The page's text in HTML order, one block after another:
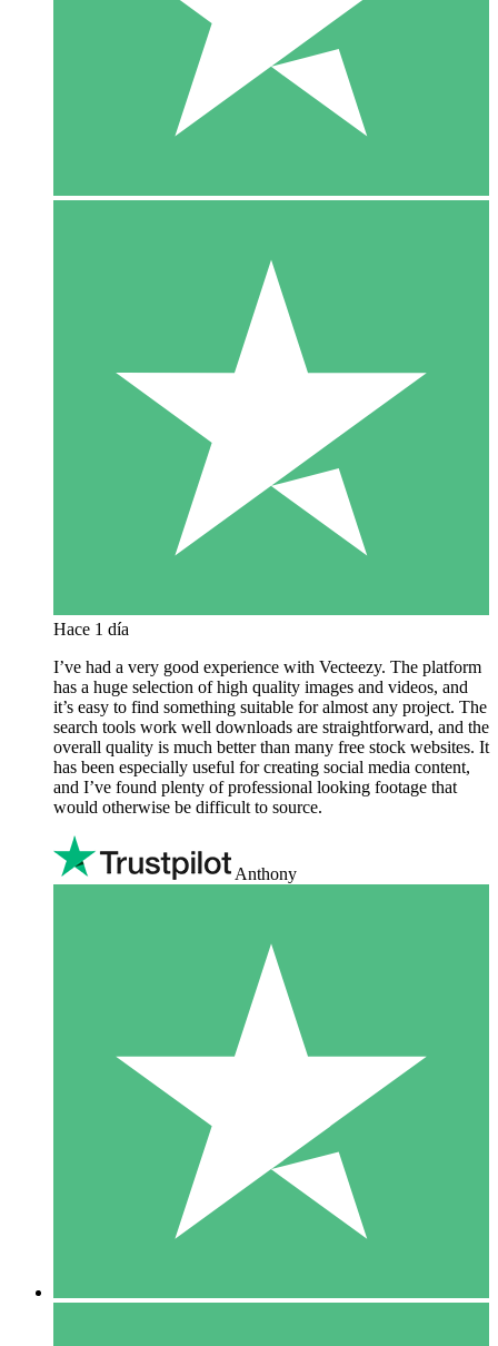
Hace 1 día
I’ve had a very good experience with Vecteezy. The platform
has a huge selection of high quality images and videos, and
it’s easy to find something suitable for almost any project. The
search tools work well downloads are straightforward, and the
overall quality is much better than many free stock websites. It
has been especially useful for creating social media content,
and I’ve found plenty of professional looking footage that
would otherwise be difficult to source.
Anthony